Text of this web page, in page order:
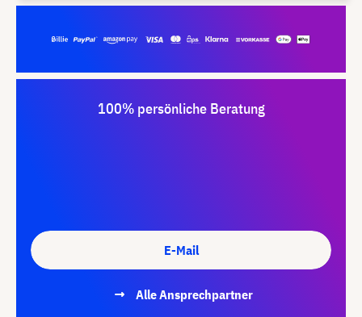
100% persönliche Beratung
E-Mail
Alle Ansprechpartner